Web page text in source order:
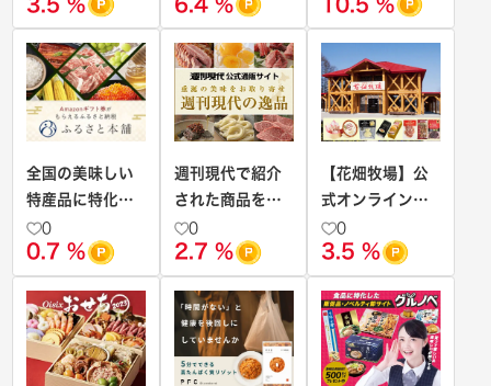
ャンプリンセ
ス」
3.5 % 6.4 %
寿司【ゐざさ‐中
谷本舗‐】
10.5 %
全国の美味しい
特産品に特化し
たふるさと納税
サイト【ふるさ
と本舗】
0
0.7 %
週刊現代で紹介
された商品を通
販【週刊現代の
逸品】
0
2.7 %
【花畑牧場】公
式オンラインシ
ョップ
0
3.5 %